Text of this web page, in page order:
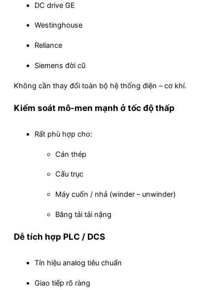
DC drive GE
Westinghouse
Reliance
Siemens đời cũ
Không cần thay đổi toàn bộ hệ thống điện – cơ khí.
Kiểm soát mô-men mạnh ở tốc độ thấp
Rất phù hợp cho:
Cán thép
Cẩu trục
Máy cuốn / nhả (winder – unwinder)
Băng tải tải nặng
Dễ tích hợp PLC / DCS
Tín hiệu analog tiêu chuẩn
Giao tiếp rõ ràng